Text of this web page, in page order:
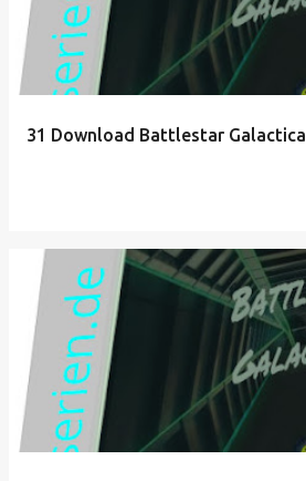
31 Download Battlestar Galactica